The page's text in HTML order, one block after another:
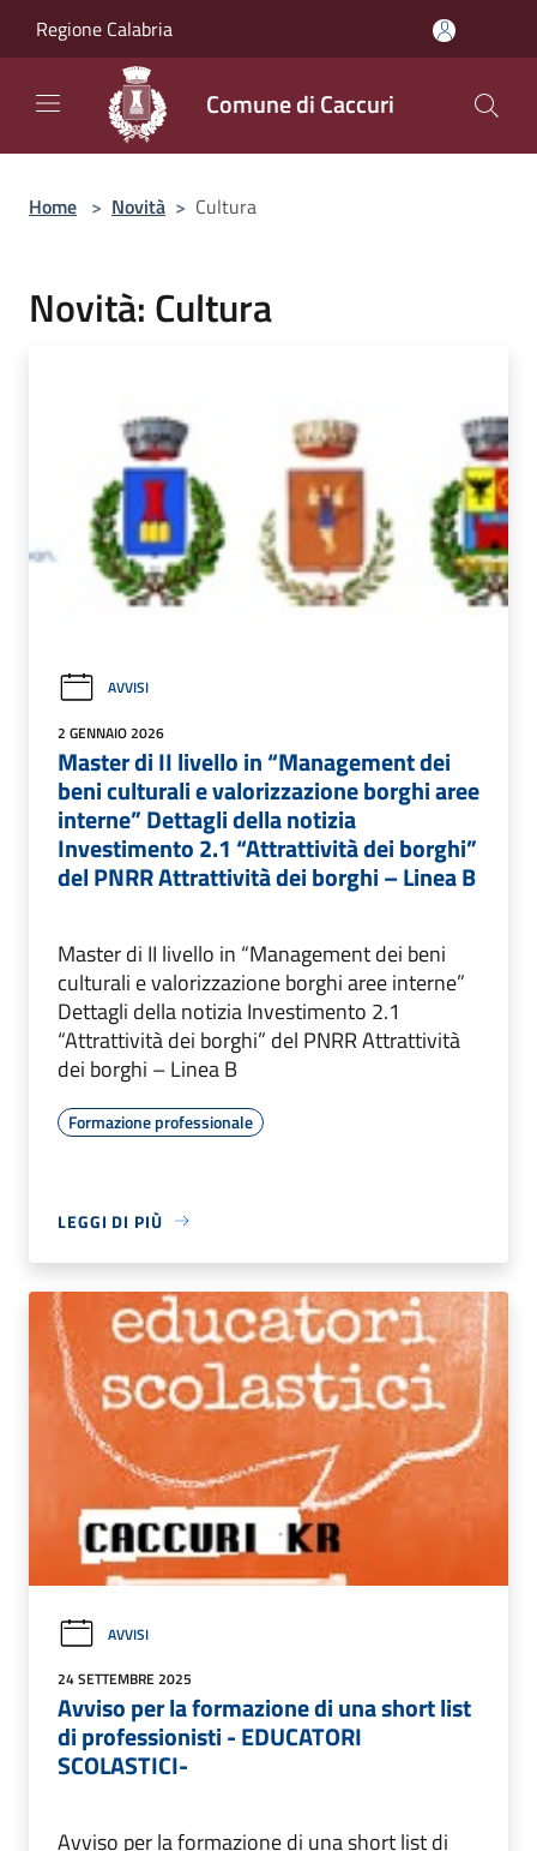
Regione Calabria
Comune di Caccuri
Home > Novità > Cultura
Novità: Cultura
AVVISI
2 GENNAIO 2026
Master di II livello in “Management dei
beni culturali e valorizzazione borghi aree
interne” Dettagli della notizia
Investimento 2.1 “Attrattività dei borghi”
del PNRR Attrattività dei borghi – Linea B
Master di II livello in “Management dei beni
culturali e valorizzazione borghi aree interne”
Dettagli della notizia Investimento 2.1
“Attrattività dei borghi” del PNRR Attrattività
dei borghi – Linea B
Formazione professionale
LEGGI DI PIÙ
AVVISI
24 SETTEMBRE 2025
Avviso per la formazione di una short list
di professionisti - EDUCATORI
SCOLASTICI-
Avviso per la formazione di una short list di